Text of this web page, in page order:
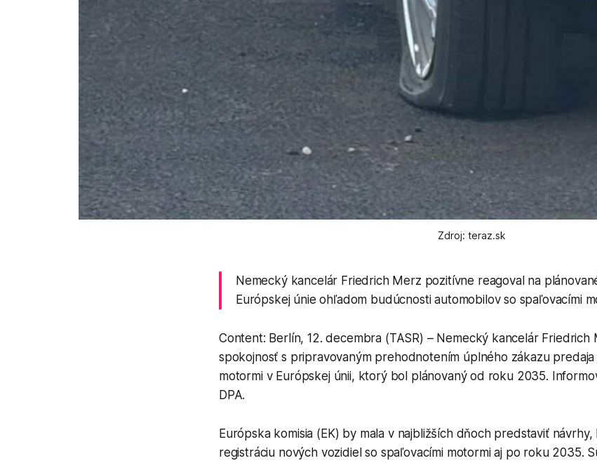
Zdroj: teraz.sk
Nemecký kancelár Friedrich Merz pozitívne reagoval na
Európskej únie ohľadom budúcnosti automobilov so spaľovacími
Content: Berlín, 12. decembra (TASR) – Nemecký kancelár Friedrich
spokojnosť s pripravovaným prehodnotením úplného zákazu predaja
motormi v Európskej únii, ktorý bol plánovaný od roku 2035.
DPA.
Európska komisia (EK) by mala v najbližších dňoch predstaviť
registráciu nových vozidiel so spaľovacími motormi aj po roku 2035.